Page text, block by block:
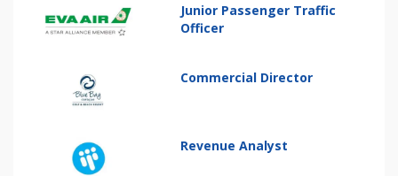
Junior Passenger Traffic
Officer
Commercial Director
Revenue Analyst